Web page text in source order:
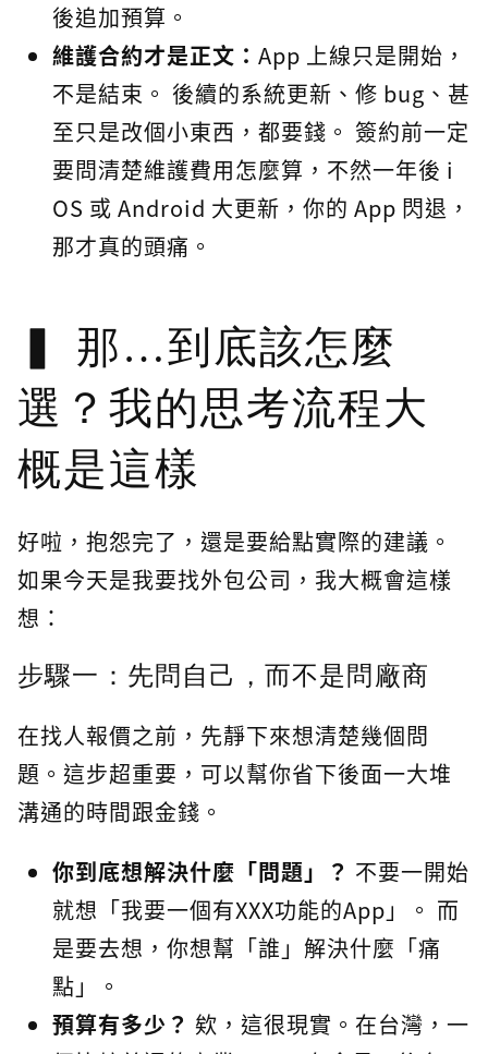
後追加預算。
維護合約才是正文： App 上線只是開始，
不是結束。 後續的系統更新、修 bug、甚
至只是改個小東西，都要錢。 簽約前一定
要問清楚維護費用怎麼算，不然一年後 i
OS 或 Android 大更新，你的 App 閃退，
那才真的頭痛。
那…到底該怎麼
選？我的思考流程大
概是這樣
好啦，抱怨完了，還是要給點實際的建議。
如果今天是我要找外包公司，我大概會這樣
想：
步驟一：先問自己，而不是問廠商
在找人報價之前，先靜下來想清楚幾個問
題。這步超重要，可以幫你省下後面一大堆
溝通的時間跟金錢。
你到底想解決什麼「問題」？ 不要一開始
就想「我要一個有XXX功能的App」。 而
是要去想，你想幫「誰」解決什麼「痛
點」。
預算有多少？ 欸，這很現實。在台灣，一